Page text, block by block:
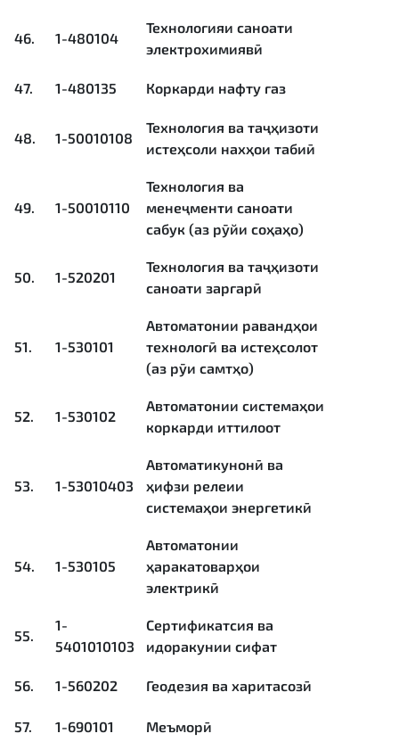
46. 1-480104
Технологияи саноати
электрохимиявӣ
47. 1-480135 Коркарди нафту газ
48. 1-50010108
Технология ва таҷҳизоти
истеҳсоли нахҳои табиӣ
49. 1-50010110
Технология ва
менеҷменти саноати
сабук (аз рӯйи соҳаҳо)
50. 1-520201
Технология ва таҷҳизоти
саноати заргарӣ
51. 1-530101
Автоматонии равандҳои
технологӣ ва истеҳсолот
(аз рӯи самтҳо)
52. 1-530102
Автоматонии системаҳои
коркарди иттилоот
53. 1-53010403
Автоматикунонӣ ва
ҳифзи релеии
системаҳои энергетикӣ
54. 1-530105
Автоматонии
ҳаракатоварҳои
электрикӣ
55.
1-
5401010103
Сертификатсия ва
идоракунии сифат
56. 1-560202 Геодезия ва харитасозӣ
57. 1-690101 Меъморӣ